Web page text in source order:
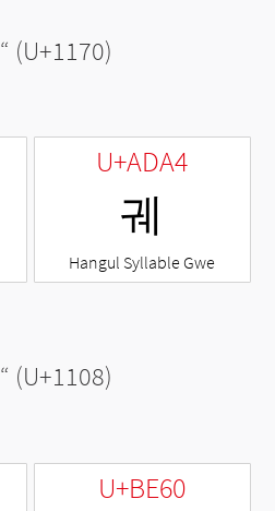
“ (U+1170)
U+ADA4
궤
Hangul Syllable Gwe
“ (U+1108)
U+BE60